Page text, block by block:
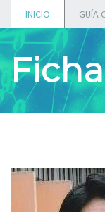
INICIO GUÍA